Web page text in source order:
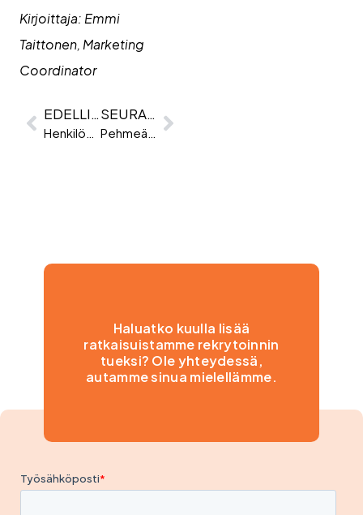
Kirjoittaja: Emmi
Taittonen, Marketing
Coordinator
EDELLINEN
Henkilöstövuokraus työkuorman tasaajana – Case Citec
SEURAAVA
Pehmeät taidot (eng. soft skills) luovat tulevaisuuden kilpailuetuja
Haluatko kuulla lisää
ratkaisuistamme rekrytoinnin
tueksi? Ole yhteydessä,
autamme sinua mielellämme.